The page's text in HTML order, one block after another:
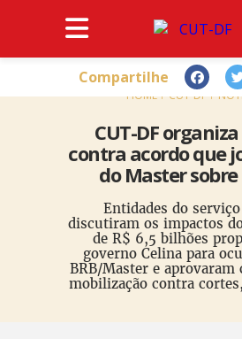
HOME CUT-DF
CUT-DF
contra acordo que
do Master sobre
Entidades do
discutiram os impactos
de R$ 6,5 bilhões
governo Celina para
BRB/Master e aprovaram
mobilização contra
Compartilhe